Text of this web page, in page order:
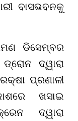
ବାସଭବନକୁ
ଡିସେମ୍ବର
ଡ୍ରୋନ ଦ୍ୱାରା
ପ୍ରଣାଳୀ
ଖସାଇ
ଦ୍ୱାରା